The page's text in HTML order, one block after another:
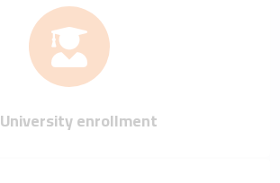
University enrollment